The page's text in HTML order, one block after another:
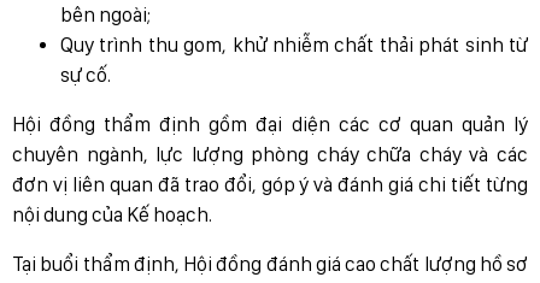
bên ngoài;
Quy trình thu gom, khử nhiễm chất thải phát sinh từ
sự cố.
Hội đồng thẩm định gồm đại diện các cơ quan quản lý
chuyên ngành, lực lượng phòng cháy chữa cháy và các
đơn vị liên quan đã trao đổi, góp ý và đánh giá chi tiết từng
nội dung của Kế hoạch.
Tại buổi thẩm định, Hội đồng đánh giá cao chất lượng hồ sơ